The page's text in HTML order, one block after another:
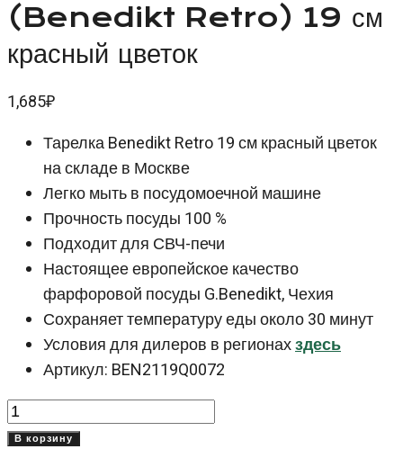
(Benedikt Retro) 19 см
красный цветок
1,685₽
Тарелка Benedikt Retro 19 см красный цветок
на складе в Москве
Легко мыть в посудомоечной машине
Прочность посуды 100 %
Подходит для СВЧ-печи
Настоящее европейское качество
фарфоровой посуды G.Benedikt, Чехия
Сохраняет температуру еды около 30 минут
Условия для дилеров в регионахздесь
Артикул: BEN2119Q0072
Количество
товара
В корзину